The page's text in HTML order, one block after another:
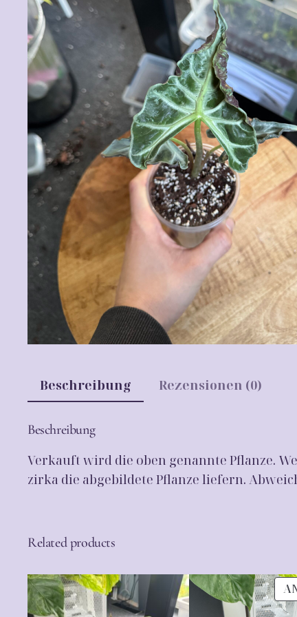
Beschreibung Rezensionen (0)
Beschreibung
Verkauft wird die oben genannte Pflanze.
zirka die abgebildete Pflanze liefern.
Related products